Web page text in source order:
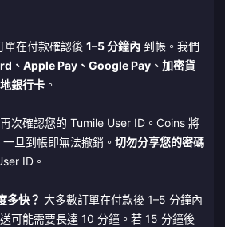
單在付款確認後 1–5 分鐘內 到帳。我們
、Apple Pay、Google Pay、加密貨
銀行卡 。
次確認您的 Tumile User ID。Coins 將
旦到帳即無法撤銷。 切勿分享您的密碼
ID。
多快？ 大多數訂單在付款後 1–5 分鐘內
可能需要長達 10 分鐘。若 15 分鐘後